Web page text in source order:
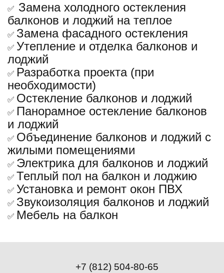
✅ Замена холодного остекления
балконов и лоджий на теплое
✅ Замена фасадного остекления
✅ Утепление и отделка балконов и
лоджий
✅ Разработка проекта (при
необходимости)
✅ Остекление балконов и лоджий
✅ Панорамное остекление балконов
и лоджий
✅ Объединение балконов и лоджий с
жилыми помещениями
✅ Электрика для балконов и лоджий
✅ Теплый пол на балкон и лоджию
✅ Установка и ремонт окон ПВХ
✅ Звукоизоляция балконов и лоджий
✅ Мебель на балкон
+7 (812) 504-80-65